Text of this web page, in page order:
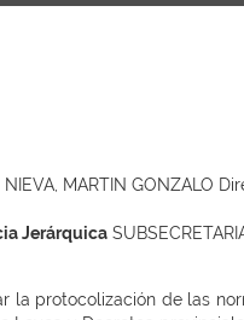
NIEVA, MARTIN GONZALO
Jerárquica
la protocolización de las